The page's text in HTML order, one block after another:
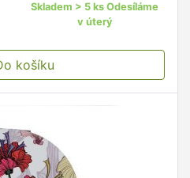
Skladem > 5 ks Odesíláme
v úterý
košíku